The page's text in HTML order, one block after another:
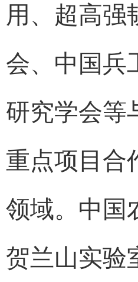
用、超高强
会、中国兵
研究学会等
重点项目合
领域。中国
贺兰山实验